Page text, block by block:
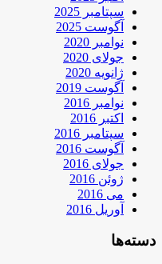
سپتامبر 2025
آگوست 2025
نوامبر 2020
جولای 2020
ژانویه 2020
آگوست 2019
نوامبر 2016
اکتبر 2016
سپتامبر 2016
آگوست 2016
جولای 2016
ژوئن 2016
می 2016
آوریل 2016
دسته‌ها